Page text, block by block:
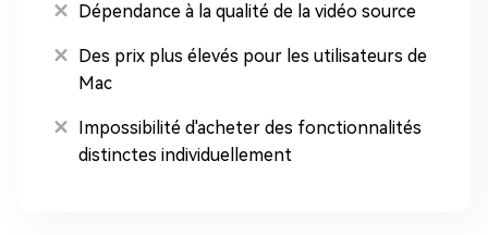
Dépendance à la qualité de la vidéo source
Des prix plus élevés pour les utilisateurs de
Mac
Impossibilité d'acheter des fonctionnalités
distinctes individuellement